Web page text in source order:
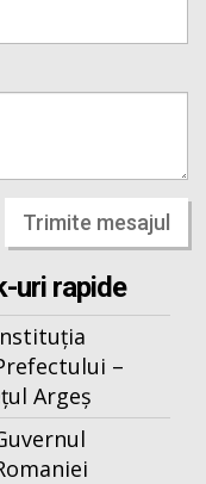
Trimite mesajul
uri rapide
–
Argeș